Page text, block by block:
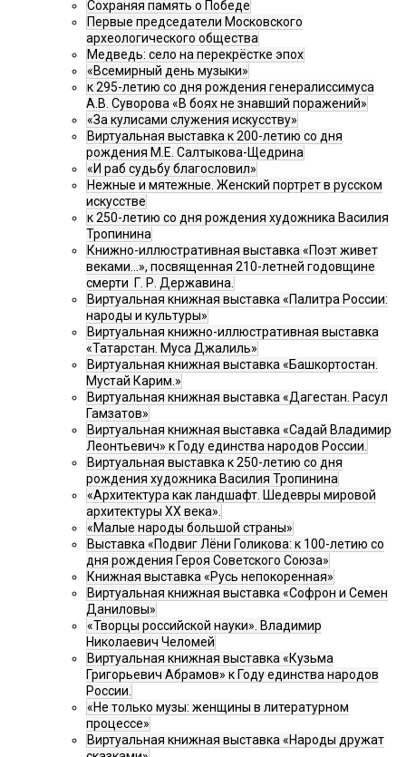
Сохраняя память о Победе
Первые председатели Московского
археологического общества
Медведь: село на перекрёстке эпох
«Всемирный день музыки»
к 295-летию со дня рождения генералиссимуса
А.В. Суворова «В боях не знавший поражений»
«За кулисами служения искусству»
Виртуальная выставка к 200-летию со дня
рождения М.Е. Салтыкова-Щедрина
«И раб судьбу благословил»
Нежные и мятежные. Женский портрет в русском
искусстве
к 250-летию со дня рождения художника Василия
Тропинина
Книжно-иллюстративная выставка «Поэт живет
веками…», посвященная 210-летней годовщине
смерти Г. Р. Державина.
Виртуальная книжная выставка «Палитра России:
народы и культуры»
Виртуальная книжно-иллюстративная выставка
«Татарстан. Муса Джалиль»
Виртуальная книжная выставка «Башкортостан.
Мустай Карим.»
Виртуальная книжная выставка «Дагестан. Расул
Гамзатов»
Виртуальная книжная выставка «Садай Владимир
Леонтьевич» к Году единства народов России.
Виртуальная выставка к 250-летию со дня
рождения художника Василия Тропинина
«Архитектура как ландшафт. Шедевры мировой
архитектуры XX века».
«Малые народы большой страны»
Выставка «Подвиг Лёни Голикова: к 100-летию со
дня рождения Героя Советского Союза»
Книжная выставка «Русь непокоренная»
Виртуальная книжная выставка «Софрон и Семен
Даниловы»
«Творцы российской науки». Владимир
Николаевич Челомей
Виртуальная книжная выставка «Кузьма
Григорьевич Абрамов» к Году единства народов
России.
«Не только музы: женщины в литературном
процессе»
Виртуальная книжная выставка «Народы дружат